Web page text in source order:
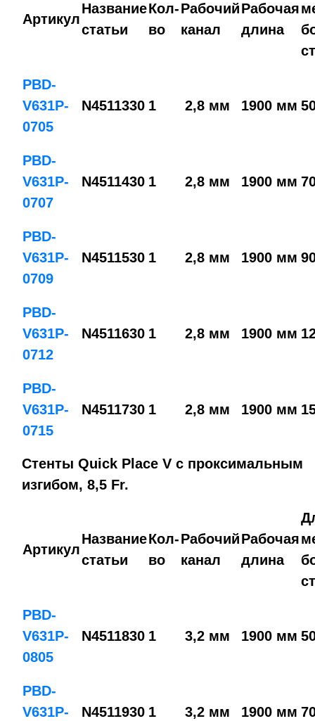
Артикул
Название
статьи
Кол-
во
Рабочий
канал
Рабочая
длина
PBD-
V631P-
0705
N4511330 1 2,8 мм 1900 мм
PBD-
V631P-
0707
N4511430 1 2,8 мм 1900 мм
PBD-
V631P-
0709
N4511530 1 2,8 мм 1900 мм
PBD-
V631P-
0712
N4511630 1 2,8 мм 1900 мм
PBD-
V631P-
0715
N4511730 1 2,8 мм 1900 мм
Стенты Quick Place V с проксимальным
изгибом, 8,5 Fr.
Артикул
Название
статьи
Кол-
во
Рабочий
канал
Рабочая
длина
PBD-
V631P-
0805
N4511830 1 3,2 мм 1900 мм
PBD-
V631P-
N4511930 1 3,2 мм 1900 мм